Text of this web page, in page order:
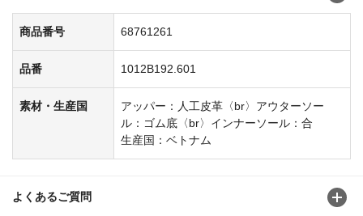
商品番号 68761261
品番 1012B192.601
素材・生産国
アッパー：人工皮革〈br〉アウターソー
ル：ゴム底〈br〉インナーソール：合
生産国：ベトナム
よくあるご質問